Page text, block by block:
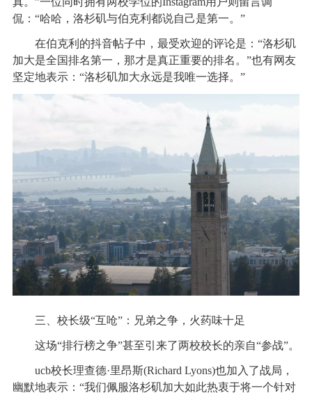
侃：“哈哈，洛杉矶与伯克利都说自己是第一。”
在伯克利的抖音帖子中，最受欢迎的评论是：“洛杉矶
加大是全国排名第一，那才是真正重要的排名。”也有网友
坚定地表示：“洛杉矶加大永远是我唯一选择。”
三、校长级“互呛”：兄弟之争，火药味十足
这场“排行榜之争”甚至引来了两校校长的亲自“参战”。
ucb校长理查德·里昂斯(Richard Lyons)也加入了战局，
幽默地表示：“我们佩服洛杉矶加大如此热衷于将一个针对